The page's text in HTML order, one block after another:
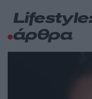
άρθρα